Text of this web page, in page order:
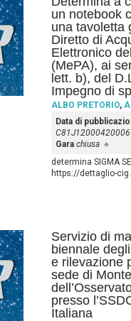
un notebook
una tavoletta
Diretto di
Elettronico
(MePA), ai
lett. b), del
Impegno di
ALBO PRETORIO,
Data di
Gara chiusa
determina SIGMA
https://dettaglio-
Servizio di
biennale
e rilevazione
sede di
presso
Italiana